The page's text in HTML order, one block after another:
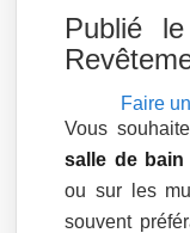
Publié
Faire
Vous
salle de bain
ou sur les
souvent